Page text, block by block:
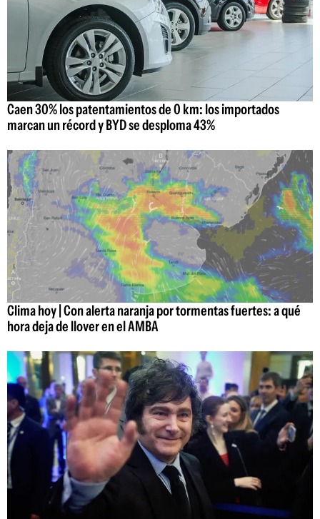
Caen 30% los patentamientos de 0 km: los importados
marcan un récord y BYD se desploma 43%
Clima hoy | Con alerta naranja por tormentas fuertes: a qué
hora deja de llover en el AMBA